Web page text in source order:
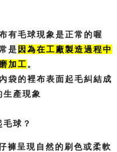
有毛球現象是正常的喔
是 因為在工廠製造過程中
加工。
袋的裡布表面起毛糾結成
生產現象
球？
褲呈現自然的刷色或柔軟